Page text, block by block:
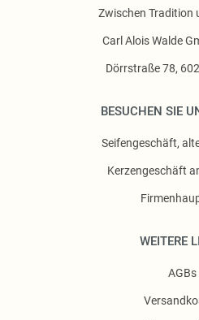
Zwischen Tradition
Carl Alois Walde
Dörrstraße 78,
BESUCHEN SIE
Seifengeschäft,
Kerzengeschäft
WEITERE
AGBs